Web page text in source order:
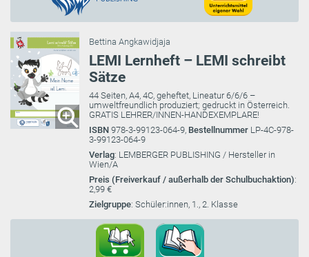
Bettina Angkawidjaja
LEMI Lernheft – LEMI schreibt
Sätze
44 Seiten, A4, 4C, geheftet, Lineatur 6/6/6 –
umweltfreundlich produziert; gedruckt in Österreich.
GRATIS LEHRER/INNEN-HANDEXEMPLARE!
ISBN 978-3-99123-064-9, Bestellnummer LP-4C-978-
3-99123-064-9
Verlag: LEMBERGER PUBLISHING / Hersteller in
Wien/A
Preis (Freiverkauf / außerhalb der Schulbuchaktion):
2,99 €
Zielgruppe: Schüler:innen, 1., 2. Klasse